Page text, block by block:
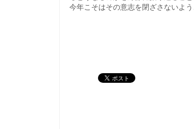
今年こそはその意志を閉ざさないよ